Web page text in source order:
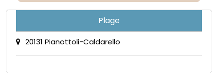
Plage
20131 Pianottoli-Caldarello